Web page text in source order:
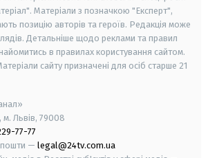
Матеріали з позначкою "Експерт",
позицію авторів та героїв. Редакція може
Детальніше щодо реклами та правил
в правилах користування сайтом.
сайту призначені для осіб старше 21
м. Львів, 79008
77-77
пошти — legal@24tv.com.ua